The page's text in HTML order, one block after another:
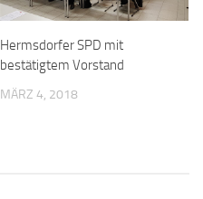
Hermsdorfer SPD mit
bestätigtem Vorstand
MÄRZ 4, 2018